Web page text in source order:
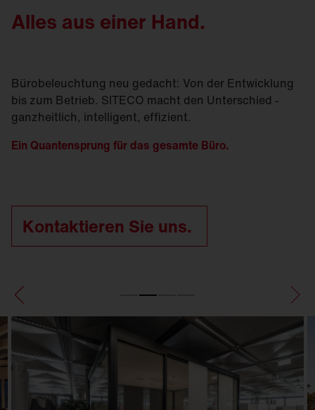
Alles aus einer Hand.
Bürobeleuchtung neu gedacht: Von der Entwicklung
bis zum Betrieb. SITECO macht den Unterschied -
ganzheitlich, intelligent, effizient.
Ein Quantensprung für das gesamte Büro.
Kontaktieren Sie uns.